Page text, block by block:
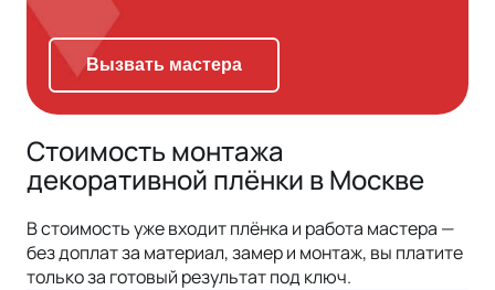
Вызвать мастера
Стоимость монтажа
декоративной плёнки в Москве
В стоимость уже входит плёнка и работа мастера —
без доплат за материал, замер и монтаж, вы платите
только за готовый результат под ключ.